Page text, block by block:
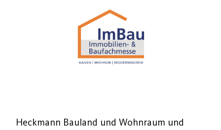
Heckmann Bauland und Wohnraum und